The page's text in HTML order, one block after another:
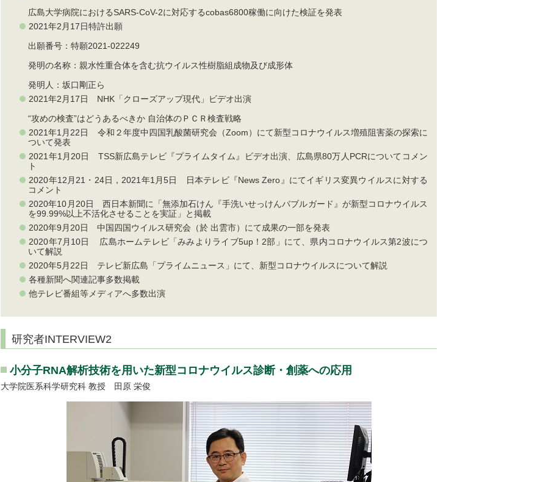
広島大学病院におけるSARS-CoV-2に対応するcobas6800稼働に向けた検証を発表
2021年2月17日特許出願
出願番号：特願2021-022249
発明の名称：親水性重合体を含む抗ウイルス性樹脂組成物及び成形体
発明人：坂口剛正ら
2021年2月17日 NHK「クローズアップ現代」ビデオ出演
“攻めの検査”はどうあるべきか 自治体のＰＣＲ検査戦略
2021年1月22日 令和２年度中四国乳酸菌研究会（Zoom）にて新型コロナウイルス増殖阻害薬の探索に
ついて発表
2021年1月20日 TSS新広島テレビ『プライムタイム』ビデオ出演、広島県80万人PCRについてコメン
ト
2020年12月21・24日，2021年1月5日 日本テレビ『News Zero』にてイギリス変異ウイルスに対する
コメント
2020年10月20日 西日本新聞に「無添加石けん『手洗いせっけんバブルガード』が新型コロナウイルス
を99.99%以上不活化させることを実証」と掲載
2020年9月20日 中国四国ウイルス研究会（於 出雲市）にて成果の一部を発表
2020年7月10日 広島ホームテレビ「みみよりライブ5up！2部」にて、県内コロナウイルス第2波につ
いて解説
2020年5月22日 テレビ新広島「プライムニュース」にて、新型コロナウイルスについて解説
各種新聞へ関連記事多数掲載
他テレビ番組等メディアへ多数出演
研究者INTERVIEW2
小分子RNA解析技術を用いた新型コロナウイルス診断・創薬への応用
大学院医系科学研究科 教授 田原 栄俊